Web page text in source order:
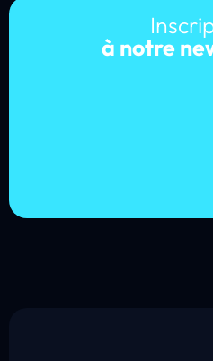
à notre